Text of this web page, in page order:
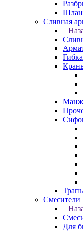
Сливная
Смесители
Для